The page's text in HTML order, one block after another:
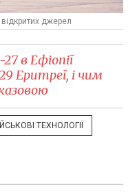
джерел
в Ефіопії
Еритреї, і чим
ТЕХНОЛОГІЇ